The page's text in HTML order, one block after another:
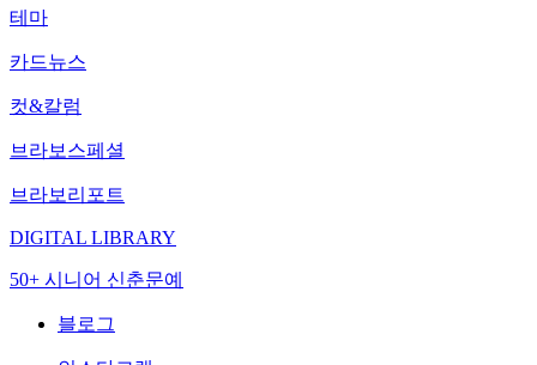
테마
카드뉴스
컷&칼럼
브라보스페셜
브라보리포트
DIGITAL LIBRARY
50+ 시니어 신춘문예
블로그